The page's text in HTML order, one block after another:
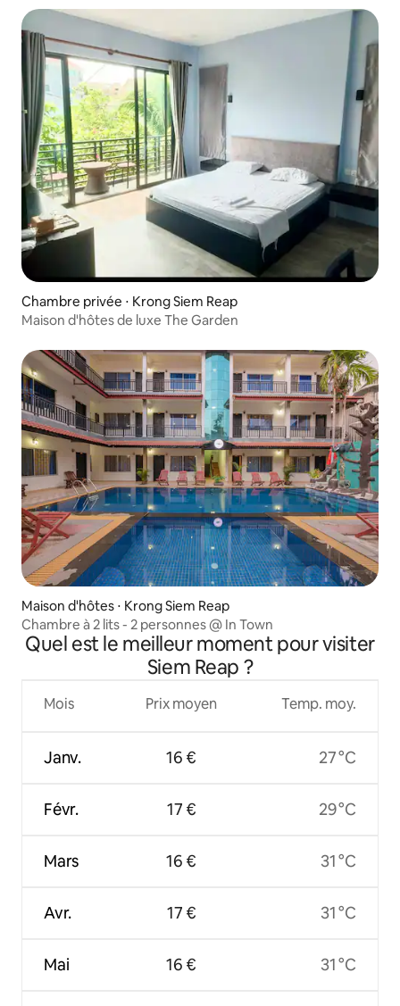
Chambre privée ⋅ Krong Siem Reap
Maison d'hôtes de luxe The Garden
Maison d'hôtes ⋅ Krong Siem Reap
Chambre à 2 lits - 2 personnes @ In Town
Quel est le meilleur moment pour visiter
Siem Reap ?
Mois
Janv.
Févr.
Mars
Avr.
Mai
Prix moyen
16 €
17 €
16 €
17 €
16 €
Temp. moy.
27 °C
29 °C
31 °C
31 °C
31 °C